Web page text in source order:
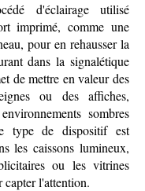
d'éclairage utilisé
imprimé, comme une
pour en rehausser la
dans la signalétique
de mettre en valeur des
ou des affiches,
sombres
type de dispositif est
les caissons lumineux,
ou les vitrines
capter l'attention.